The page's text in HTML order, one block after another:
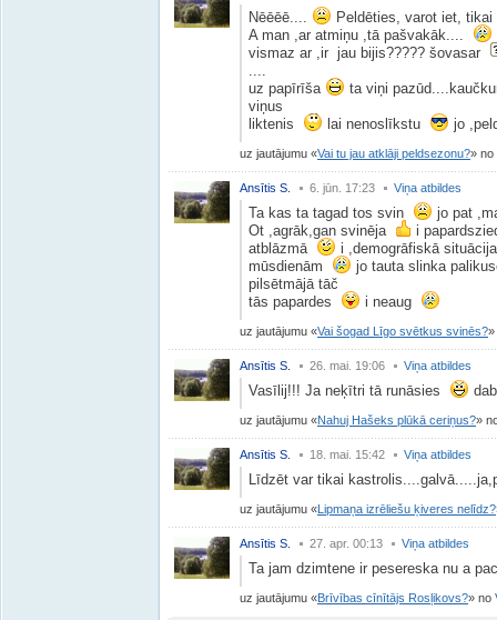
Nēēēē....
Peldēties, varot iet,
A man ,ar atmiņu ,tā pašvakāk....
vismaz ar ,ir jau bijis????? šovasar
....
uz papīrīša
ta viņi
viņus
liktenis
lai nenoslīkstu jo
uz jautājumu Vai tu jau atklāji peldsezonu? no
Ansītis S. 6. jūn. 17:23 Viņa atbildes
Ta kas ta tagad tos svin
jo pat
Ot ,agrāk,gan svinēja
i
atblāzmā
i ,demogrāfiskā
mūsdienām
jo tauta slinka
pilsētmājā tāč
tās papardes
i neaug
uz jautājumu Vai šogad Līgo svētkus svinēs?
Ansītis S. 26. mai. 19:06 Viņa atbildes
Vasīlij!!! Ja neķītri tā runāsies
uz jautājumu Nahuj Hašeks plūkā ceriņus?
Ansītis S. 18. mai. 15:42 Viņa atbildes
Līdzēt var tikai
uz jautājumu Lipmaņa izrēliešu ķiveres nelīdz?
Ansītis S. 27. apr. 00:13 Viņa atbildes
Ta jam dzimtene ir pesereska nu a
uz jautājumu Brīvības cīnītājs Rosļikovs? no